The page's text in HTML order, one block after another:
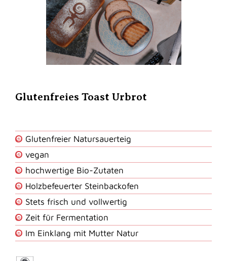
Glutenfreies Toast Urbrot
Glutenfreier Natursauerteig
vegan
hochwertige Bio-Zutaten
Holzbefeuerter Steinbackofen
Stets frisch und vollwertig
Zeit für Fermentation
Im Einklang mit Mutter Natur